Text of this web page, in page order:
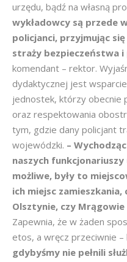
urzędu, bądź na własną
wykładowcy są przede
policjanci, przyjmując
straży bezpieczeństwa
komendant – rektor.
dydaktycznej jest
jednostek, którzy obecnie
oraz respektowania
tym, gdzie dany policjant
wojewódzki. –
naszych
możliwe, były to
ich miejsc
Olsztynie, czy Mrągowie
Zapewnia, że w żaden
etos, a wręcz przeciwnie –
gdybyśmy nie pełnili